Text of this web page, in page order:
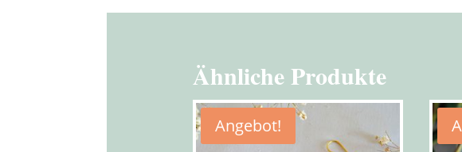
Ähnliche Produkte
Angebot!